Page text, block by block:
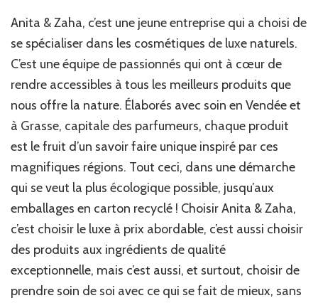
Anita & Zaha, c’est une jeune entreprise qui a choisi de
se spécialiser dans les cosmétiques de luxe naturels.
C’est une équipe de passionnés qui ont à cœur de
rendre accessibles à tous les meilleurs produits que
nous offre la nature. Élaborés avec soin en Vendée et
à Grasse, capitale des parfumeurs, chaque produit
est le fruit d’un savoir faire unique inspiré par ces
magnifiques régions. Tout ceci, dans une démarche
qui se veut la plus écologique possible, jusqu’aux
emballages en carton recyclé ! Choisir Anita & Zaha,
c’est choisir le luxe à prix abordable, c’est aussi choisir
des produits aux ingrédients de qualité
exceptionnelle, mais c’est aussi, et surtout, choisir de
prendre soin de soi avec ce qui se fait de mieux, sans